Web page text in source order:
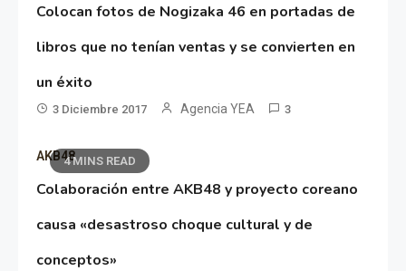
Colocan fotos de Nogizaka 46 en portadas de
libros que no tenían ventas y se convierten en
un éxito
3 Diciembre 2017 Agencia YEA 3
4 MINS READ
AKB48
Colaboración entre AKB48 y proyecto coreano
causa «desastroso choque cultural y de
conceptos»